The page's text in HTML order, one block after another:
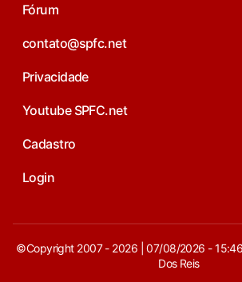
Fórum
contato@spfc.net
Privacidade
Youtube SPFC.net
Cadastro
Login
©Copyright 2007 - 2026 | 07/08/2026 -
Dos Reis